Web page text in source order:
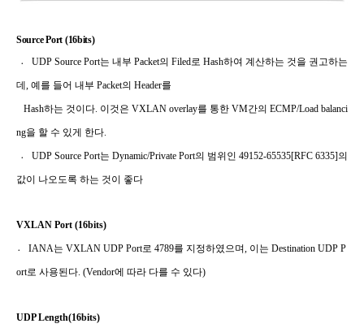
Source Port (16bits)
〮 UDP Source Port는 내부 Packet의 Filed로 Hash하여 계산하는 것을 권고하는
데 , 예를 들어 내부 Packet의 Header를
Hash하는 것이다. 이것은 VXLAN overlay를 통한 VM간의 ECMP/Load balanci
ng을 할 수 있게 한다.
〮 UDP Source Port는 Dynamic/Private Port의 범위인 49152-65535[RFC 6335]의
값이 나오도록 하는 것이 좋다
VXLAN Port (16bits)
〮 IANA는 VXLAN UDP Port로 4789를 지정하였으며, 이는 Destination UDP P
ort로 사용된다. (Vendor에 따라 다를 수 있다)
UDP Length(16bits)